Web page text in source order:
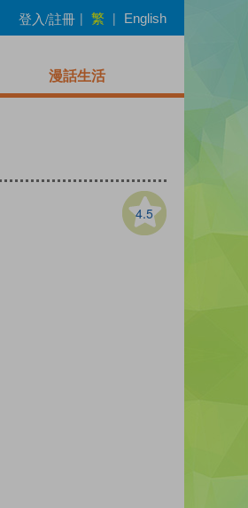
登入/註冊 | 繁 | English
漫話生活
4.5